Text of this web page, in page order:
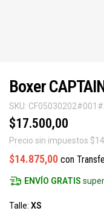
Boxer
SKU:
$17.500,00
Precio sin impuestos
$14.875,00 con
ENVÍO GRATIS
Talle: XS